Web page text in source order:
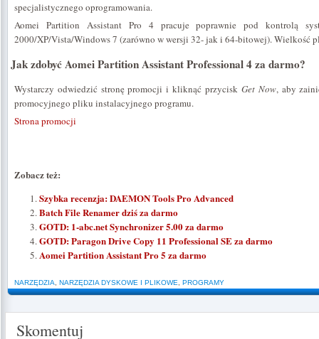
specjalistycznego oprogramowania.
Aomei Partition Assistant Pro 4 pracuje poprawnie pod kontrolą
2000/XP/Vista/Windows 7 (zarówno w wersji 32- jak i 64-bitowej). Wielkość
Jak zdobyć Aomei Partition Assistant Professional 4 za darmo?
Wystarczy odwiedzić stronę promocji i kliknąć przycisk Get Now, aby
promocyjnego pliku instalacyjnego programu.
Strona promocji
Zobacz też:
Szybka recenzja: DAEMON Tools Pro Advanced
Batch File Renamer dziś za darmo
GOTD: 1-abc.net Synchronizer 5.00 za darmo
GOTD: Paragon Drive Copy 11 Professional SE za darmo
Aomei Partition Assistant Pro 5 za darmo
NARZĘDZIA NARZĘDZIA DYSKOWE I PLIKOWE PROGRAMY
Skomentuj